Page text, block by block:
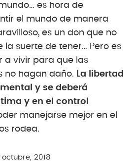
es hora de
el mundo de manera
es un don que no
la suerte de tener… Pero es
a vivir para que las
no hagan daño. La libertad
y se deberá
y en el control
manejarse mejor en el
rodea.
2018